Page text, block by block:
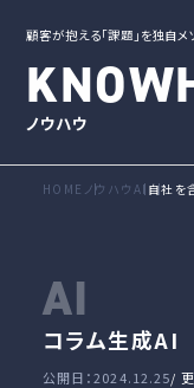
顧客が抱える「課題」を独自メ
ノウハウ
HOME ノウハウ AI 自社を
AI
コラム生成AI
公開日：2024.12.25/